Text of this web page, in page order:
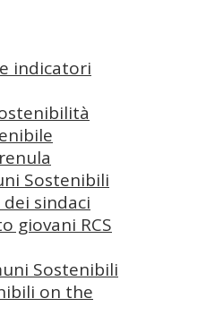
indicatori
Sostenibili
sindaci
giovani RCS
Sostenibili
on the